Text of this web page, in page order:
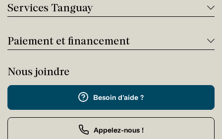
Services Tanguay
Paiement et financement
Nous joindre
Besoin d'aide ?
Appelez-nous !